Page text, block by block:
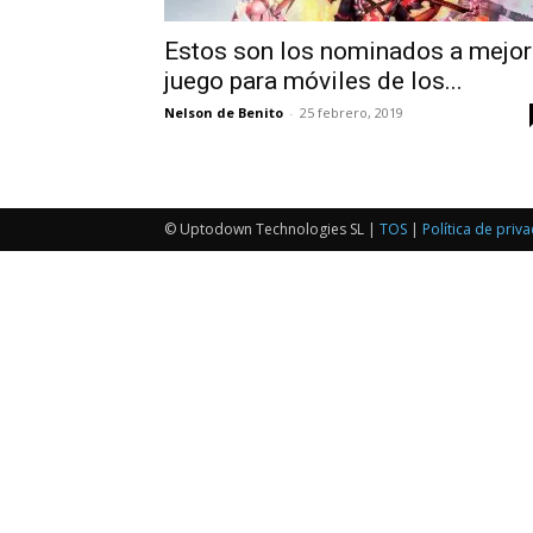
Estos son los nominados a mejor
juego para móviles de los...
Nelson de Benito - 25 febrero, 2019
© Uptodown Technologies SL | TOS | Política de